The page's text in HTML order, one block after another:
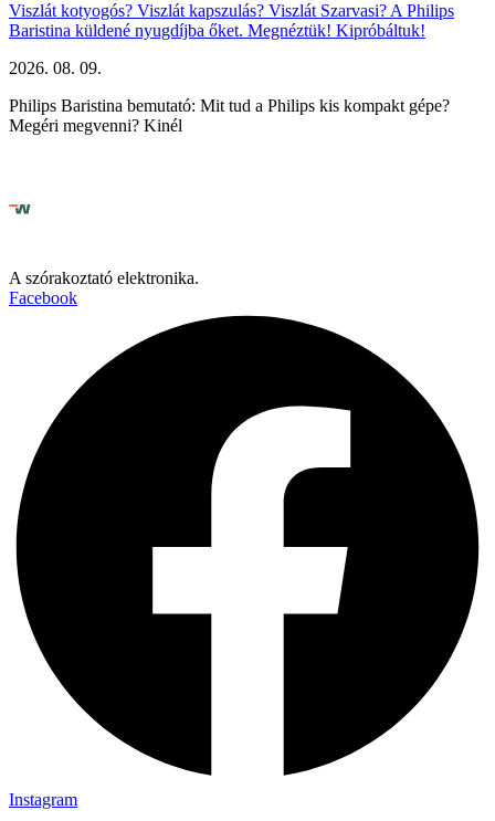
Viszlát kotyogós? Viszlát kapszulás? Viszlát Szarvasi? A Philips
Baristina küldené nyugdíjba őket. Megnéztük! Kipróbáltuk!
2026. 08. 09.
Philips Baristina bemutató: Mit tud a Philips kis kompakt gépe?
Megéri megvenni? Kinél
A szórakoztató elektronika.
Facebook
Instagram